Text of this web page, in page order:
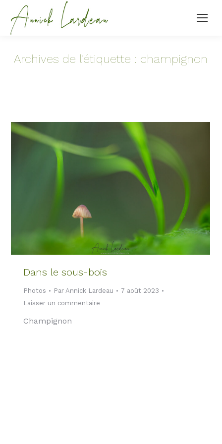
Archives de l’étiquette : champignon
Dans le sous-bois
Photos ParAnnick Lardeau
7 août 2023
Laisser un commentaire
Champignon